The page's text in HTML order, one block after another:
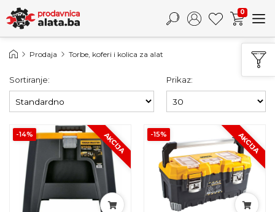
0
Prodaja Torbe, koferi i kolica za alat
Sortiranje: Prikaz:
-14% AKCIJA -15% AKCIJA